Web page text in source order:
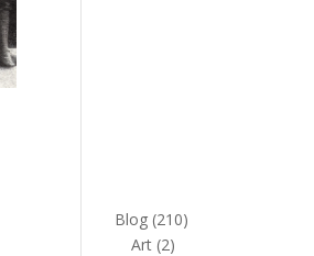
Blog (210)
Art (2)